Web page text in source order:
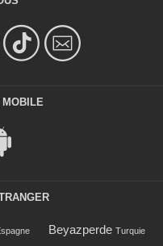
Beyazperde Turquie